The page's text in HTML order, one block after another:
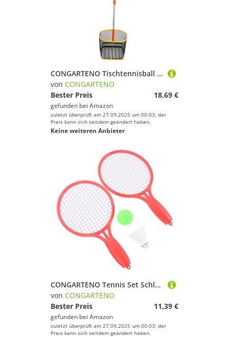
CONGARTENO Tischtennisball sammler aus Stahl Tragbarer Ball Picker mit Großem Fassungsvermögen Robust und Langlebig für Tischtennistraining im Innenbereich Zeitsparend und Einfach zu
von CONGARTENO
Bester Preis
18,69 €
gefunden bei Amazon
zuletzt überprüft am 27.09.2025 um 00:03; der
Preis kann sich seitdem geändert haben.
Keine weiteren Anbieter
CONGARTENO Tennis Set Schläger mit Tennisball Leichtes Outdoor Sportspielzeug Fördert Reaktion Koordination für Junge Mädchen
von CONGARTENO
Bester Preis
11,39 €
gefunden bei Amazon
zuletzt überprüft am 27.09.2025 um 00:03; der
Preis kann sich seitdem geändert haben.